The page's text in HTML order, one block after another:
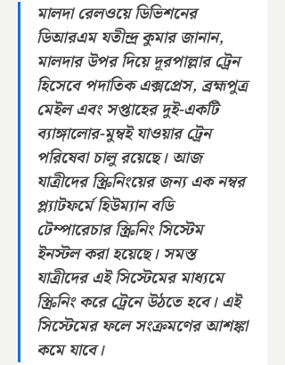
মালদা রেলওয়ে ডিভিশনের
ডিআরএম যতীন্দ্র কুমার জানান,
মালদার উপর দিয়ে দূরপাল্লার ট্রেন
হিসেবে পদাতিক এক্সপ্রেস, ব্রহ্মপুত্র
মেইল এবং সপ্তাহের দুই-একটি
ব্যাঙ্গালোর-মুম্বই যাওয়ার ট্রেন
পরিষেবা চালু রয়েছে। আজ
যাত্রীদের স্ক্রিনিংয়ের জন্য এক নম্বর
প্ল্যাটফর্মে হিউম্যান বডি
টেম্পারেচার স্ক্রিনিং সিস্টেম
ইনস্টল করা হয়েছে। সমস্ত
যাত্রীদের এই সিস্টেমের মাধ্যমে
স্ক্রিনিং করে ট্রেনে উঠতে হবে। এই
সিস্টেমের ফলে সংক্রমণের আশঙ্কা
কমে যাবে।